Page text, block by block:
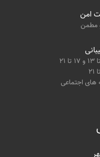
امن
مطمن
های اجتماعی